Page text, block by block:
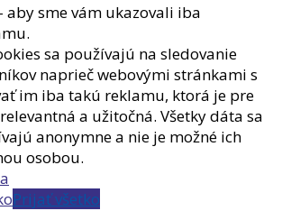
- aby sme vám ukazovali iba
sa používajú na sledovanie
naprieč webovými stránkami s
im iba takú reklamu, ktorá je pre
a užitočná. Všetky dáta sa
anonymne a nie je možné ich
osobou.
Prijať všetko